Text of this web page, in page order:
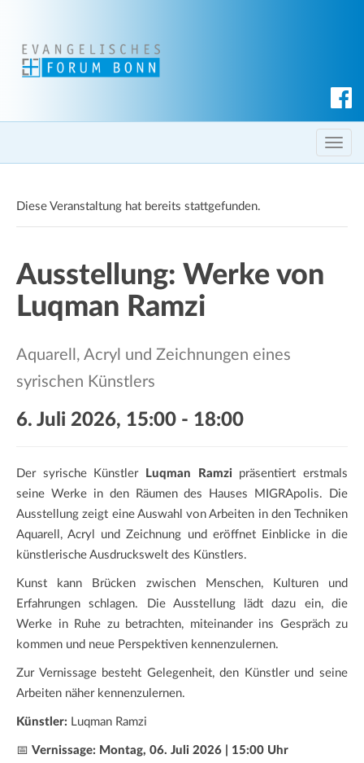
c
h T
o
l
Diese Veranstaltung hat bereits stattgefunden.
Ausstellung: Werke von
Luqman Ramzi
Aquarell, Acryl und Zeichnungen eines
syrischen Künstlers
6. Juli 2026, 15:00 - 18:00
Der syrische Künstler Luqman Ramzi präsentiert erstmals
seine Werke in den Räumen des Hauses MIGRApolis. Die
Ausstellung zeigt eine Auswahl von Arbeiten in den Techniken
Aquarell, Acryl und Zeichnung und eröffnet Einblicke in die
künstlerische Ausdruckswelt des Künstlers.
Kunst kann Brücken zwischen Menschen, Kulturen und
Erfahrungen schlagen. Die Ausstellung lädt dazu ein, die
Werke in Ruhe zu betrachten, miteinander ins Gespräch zu
kommen und neue Perspektiven kennenzulernen.
Zur Vernissage besteht Gelegenheit, den Künstler und seine
Arbeiten näher kennenzulernen.
Künstler: Luqman Ramzi
📅 Vernissage: Montag, 06. Juli 2026 | 15:00 Uhr